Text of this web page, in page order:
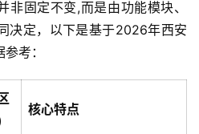
非固定不变,而是由功能模块、
决定，以下是基于2026年西安
考：
核心特点